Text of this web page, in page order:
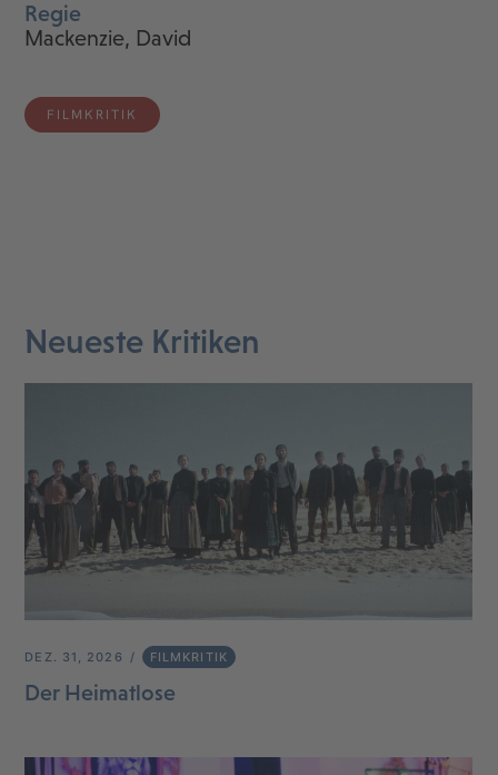
Regie
Mackenzie, David
FILMKRITIK
Neueste Kritiken
DEZ. 31, 2026 FILMKRITIK
Der Heimatlose